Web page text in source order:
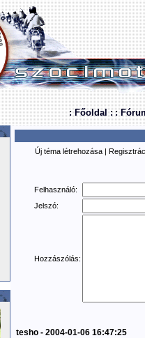
: Főoldal : :
Új téma létrehozása |
Felhasználó:
Jelszó:
Hozzászólás:
tesho - 2004-01-06 16:47:25